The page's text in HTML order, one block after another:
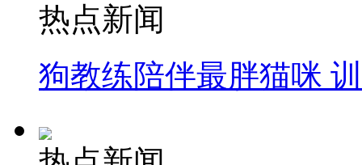
热点新闻
狗教练陪伴最胖猫咪